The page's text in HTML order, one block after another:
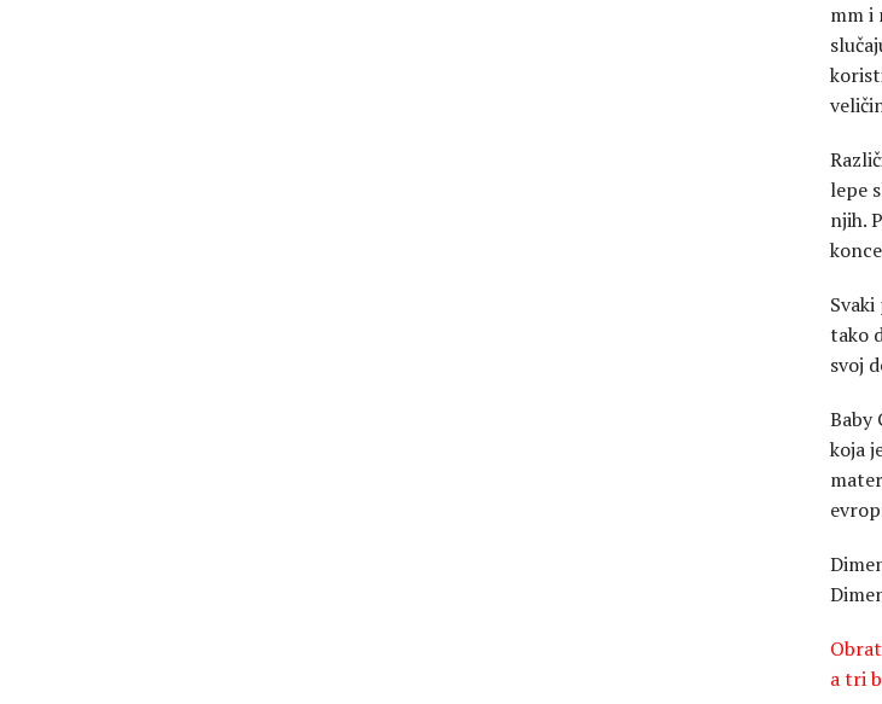
mm i
lepe
njih.
tako
svoj
Baby
koja
a tri